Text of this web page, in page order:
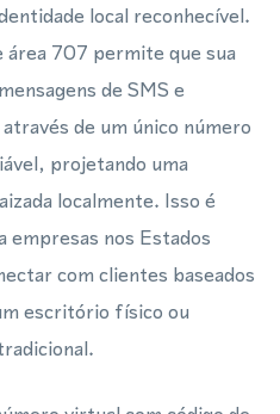
local reconhecível.
área 707 permite que sua
de SMS e
de um único número
projetando uma
localmente. Isso é
empresas nos Estados
com clientes baseados
escritório físico ou